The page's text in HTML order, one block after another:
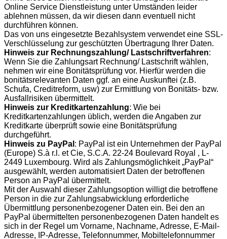
Online Service Dienstleistung unter Umständen leider
ablehnen müssen, da wir diesen dann eventuell nicht
durchführen können.
Das von uns eingesetzte Bezahlsystem verwendet eine SSL-
Verschlüsselung zur geschützten Übertragung Ihrer Daten.
Hinweis zur Rechnungszahlung/ Lastschriftverfahren:
Wenn Sie die Zahlungsart Rechnung/ Lastschrift wählen,
nehmen wir eine Bonitätsprüfung vor. Hierfür werden die
bonitätsrelevanten Daten ggf. an eine Auskunftei (z.B.
Schufa, Creditreform, usw) zur Ermittlung von Bonitäts- bzw.
Ausfallrisiken übermittelt.
Hinweis zur Kreditkartenzahlung: Wie bei
Kreditkartenzahlungen üblich, werden die Angaben zur
Kreditkarte überprüft sowie eine Bonitätsprüfung
durchgeführt.
Hinweis zu PayPal : PayPal ist ein Unternehmen der PayPal
(Europe) S.à r.l. et Cie, S.C.A. 22-24 Boulevard Royal , L-
2449 Luxembourg. Wird als Zahlungsmöglichkeit „PayPal“
ausgewählt, werden automatisiert Daten der betroffenen
Person an PayPal übermittelt.
Mit der Auswahl dieser Zahlungsoption willigt die betroffene
Person in die zur Zahlungsabwicklung erforderliche
Übermittlung personenbezogener Daten ein. Bei den an
PayPal übermittelten personenbezogenen Daten handelt es
sich in der Regel um Vorname, Nachname, Adresse, E-Mail-
Adresse, IP-Adresse, Telefonnummer, Mobiltelefonnummer